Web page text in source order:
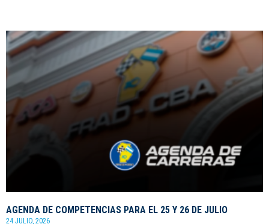
AGENDA DE COMPETENCIAS PARA EL 25 Y 26 DE JULIO
24 JULIO, 2026